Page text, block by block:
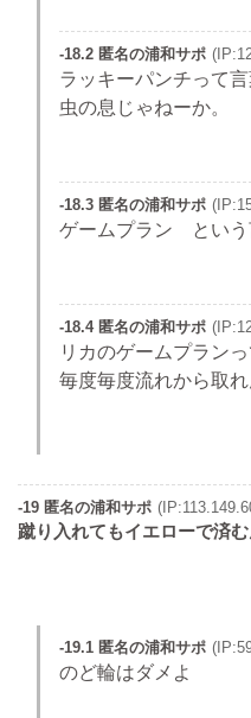
-18.2 匿名の浦和サポ
ラッキーパンチって
虫の息じゃねーか。
-18.3 匿名の浦和サポ
ゲームプラン という
-18.4 匿名の浦和サポ
リカのゲームプラン
毎度毎度流れから取
-19 匿名の浦和サポ
蹴り入れてもイエローで済
-19.1 匿名の浦和サポ
のど輪はダメよ